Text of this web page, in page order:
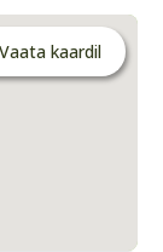
Vaata kaardil